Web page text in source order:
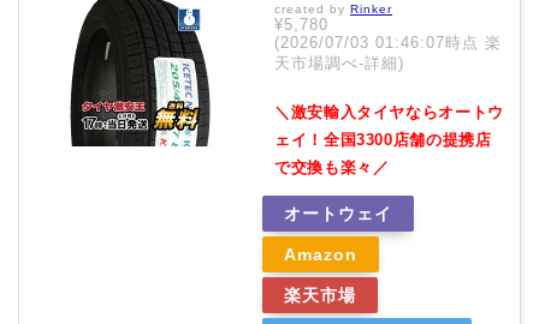
created by Rinker
¥5,780
(2026/07/03 01:46:07時点 楽
天市場調べ-詳細)
＼激安輸入タイヤならオートウ
ェイ！全国3300店舗の提携店
で交換も楽々／
オートウェイ
Amazon
楽天市場